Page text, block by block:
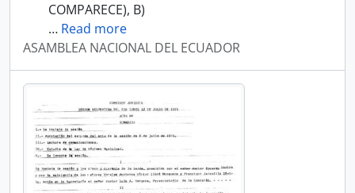
COMPARECE), B)
… Read more
ASAMBLEA NACIONAL DEL ECUADOR